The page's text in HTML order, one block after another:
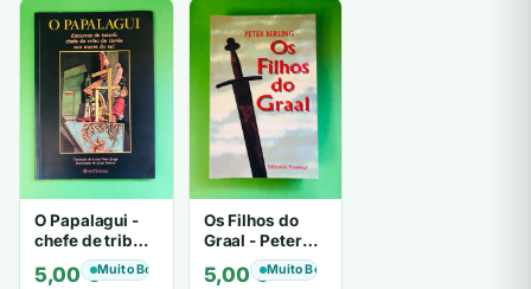
O Papalagui -
chefe de tribo
de tiavéa
5,00€Muito Bom
Os Filhos do
Graal - Peter
Berling
5,00€Muito Bom